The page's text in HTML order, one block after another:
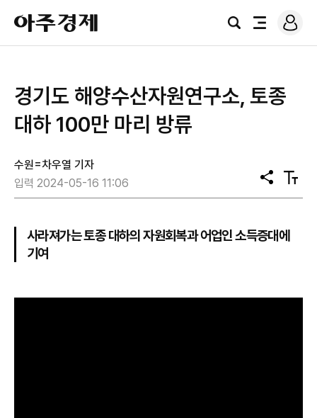
아
주
경
검
전
로
그
경기도 해양수산자원연구소, 토종
대하 100만 마리 방류
수원=차우열 기자
입력 2024-05-16 11:06
공
유
텍
스
사라져가는 토종 대하의 자원회복과 어업인 소득증대에
기여